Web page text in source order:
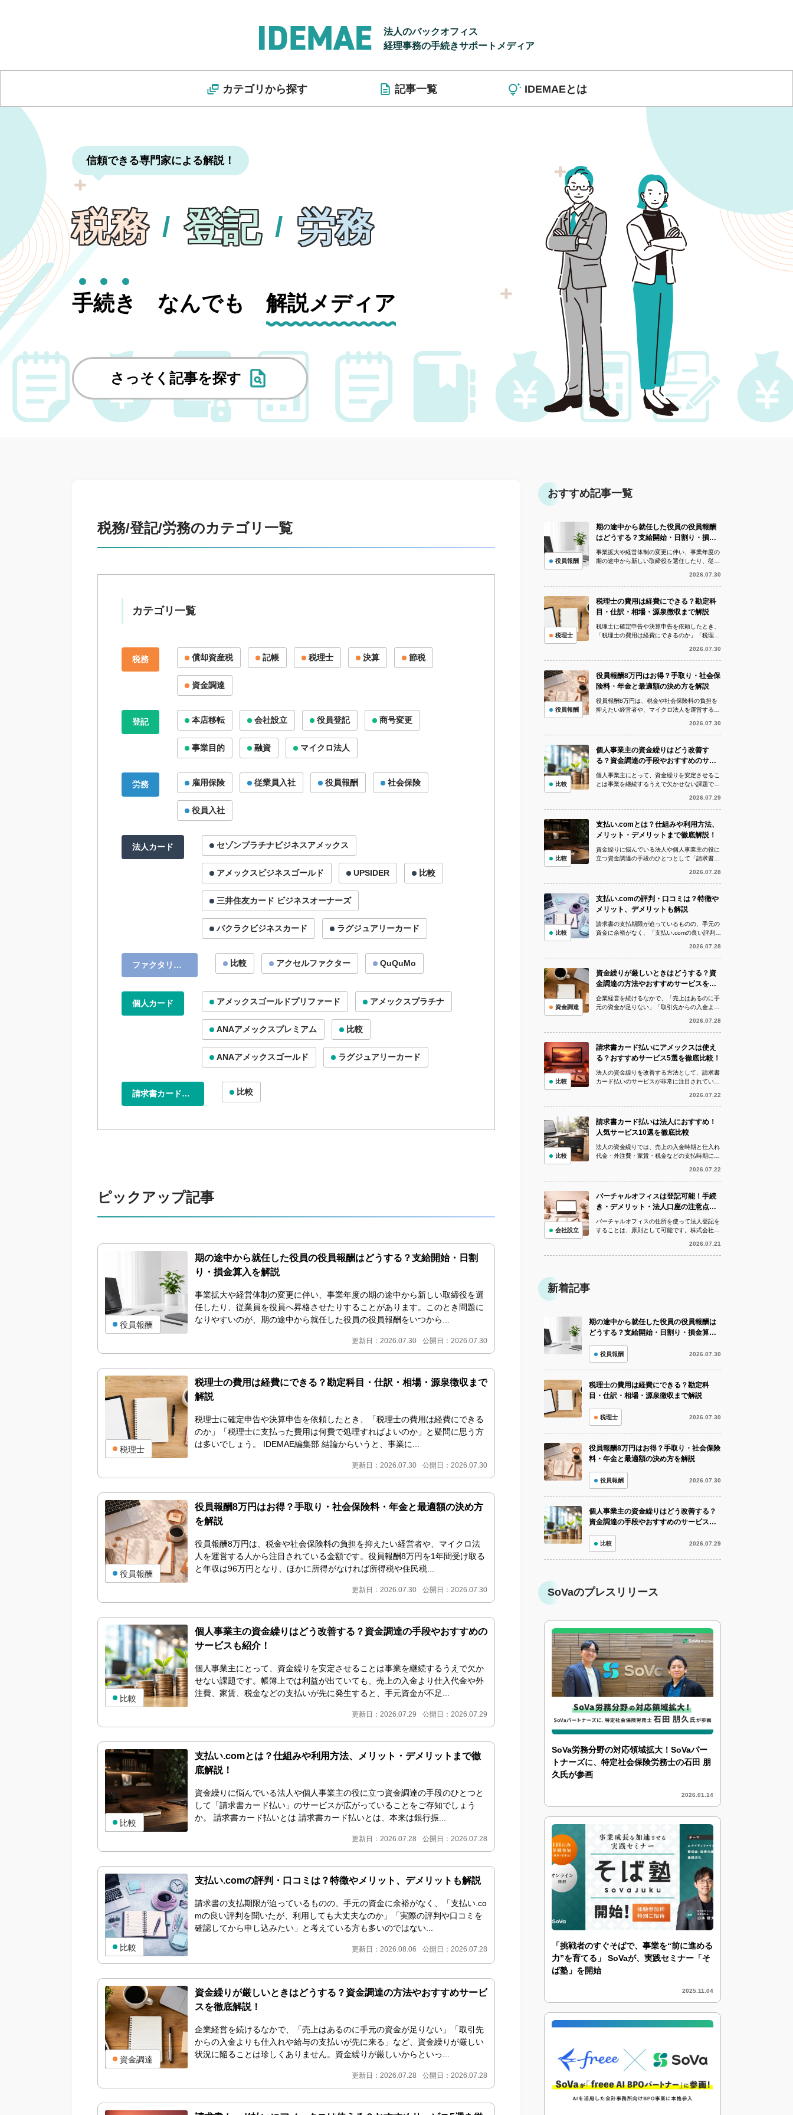
法人のバックオフィス
経理事務の手続きサポートメディア
カテゴリから探す 記事一覧 IDEMAEとは
信頼できる専門家による解説！
税務 / 登記 / 労務
手続き なんでも解説メディア
さっそく記事を探す
税務/登記/労務のカテゴリ一覧
カテゴリ一覧
税務 償却資産税 記帳 税理士 決算 節税
資金調達
登記 本店移転 会社設立 役員登記 商号変更
事業目的 融資 マイクロ法人
労務 雇用保険 従業員入社 役員報酬 社会保険
役員入社
法人カード セゾンプラチナビジネスアメックス
アメックスビジネスゴールド UPSIDER 比較
三井住友カード ビジネスオーナーズ
バクラクビジネスカード ラグジュアリーカード
ファクタリン
グ
比較 アクセルファクター QuQuMo
個人カード アメックスゴールドプリファード アメックスプラチナ
ANAアメックスプレミアム 比較
ANAアメックスゴールド ラグジュアリーカード
請求書カード払
い
比較
ピックアップ記事
期の途中から就任した役員の役員報酬はどうする？支給開始・日割
り・損金算入を解説
事業拡大や経営体制の変更に伴い、事業年度の期の途中から新しい取締役を選
任したり、従業員を役員へ昇格させたりすることがあります。このとき問題に
なりやすいのが、期の途中から就任した役員の役員報酬をいつから...
更新日：2026.07.30 公開日：2026.07.30
役員報酬
税理士の費用は経費にできる？勘定科目・仕訳・相場・源泉徴収まで
解説
税理士に確定申告や決算申告を依頼したとき、「税理士の費用は経費にできる
のか」「税理士に支払った費用は何費で処理すればよいのか」と疑問に思う方
は多いでしょう。 IDEMAE編集部 結論からいうと、事業に...
更新日：2026.07.30 公開日：2026.07.30
税理士
役員報酬8万円はお得？手取り・社会保険料・年金と最適額の決め方
を解説
役員報酬8万円は、税金や社会保険料の負担を抑えたい経営者や、マイクロ法
人を運営する人から注目されている金額です。役員報酬8万円を1年間受け取る
と年収は96万円となり、ほかに所得がなければ所得税や住民税...
更新日：2026.07.30 公開日：2026.07.30
役員報酬
個人事業主の資金繰りはどう改善する？資金調達の手段やおすすめの
サービスも紹介！
個人事業主にとって、資金繰りを安定させることは事業を継続するうえで欠か
せない課題です。帳簿上では利益が出ていても、売上の入金より仕入代金や外
注費、家賃、税金などの支払いが先に発生すると、手元資金が不足...
更新日：2026.07.29 公開日：2026.07.29
比較
支払い.comとは？仕組みや利用方法、メリット・デメリットまで徹
底解説！
資金繰りに悩んでいる法人や個人事業主の役に立つ資金調達の手段のひとつと
して「請求書カード払い」のサービスが広がっていることをご存知でしょう
か。 請求書カード払いとは 請求書カード払いとは、本来は銀行振...
更新日：2026.07.28 公開日：2026.07.28
比較
支払い.comの評判・口コミは？特徴やメリット、デメリットも解説
請求書の支払期限が迫っているものの、手元の資金に余裕がなく、「支払い.co
mの良い評判を聞いたが、利用しても大丈夫なのか」「実際の評判や口コミを
確認してから申し込みたい」と考えている方も多いのではない...
更新日：2026.08.06 公開日：2026.07.28
比較
資金繰りが厳しいときはどうする？資金調達の方法やおすすめサービ
スを徹底解説！
企業経営を続けるなかで、「売上はあるのに手元の資金が足りない」「取引先
からの入金よりも仕入れや給与の支払いが先に来る」など、資金繰りが厳しい
状況に陥ることは珍しくありません。資金繰りが厳しいからといっ...
更新日：2026.07.28 公開日：2026.07.28
資金調達
おすすめ記事一覧
期の途中から就任した役員の役員報酬
はどうする？支給開始・日割り・損金
算入を解説
事業拡大や経営体制の変更に伴い、事業年度の
期の途中から新しい取締役を選任したり、従業
このとき問題になりやすいのが、期の...
2026.07.30
役員報酬
税理士の費用は経費にできる？勘定科
目・仕訳・相場・源泉徴収まで解説
税理士に確定申告や決算申告を依頼したとき、
「税理士の費用は経費にできるのか」「税理士
と疑問に思う方は多いでしょう。 I...
2026.07.30
税理士
役員報酬8万円はお得？手取り・社会保
険料・年金と最適額の決め方を解説
役員報酬8万円は、税金や社会保険料の負担を
抑えたい経営者や、マイクロ法人を運営する人
を1年間受け取ると年収は96万円と...
2026.07.30
役員報酬
個人事業主の資金繰りはどう改善す
る？資金調達の手段やおすすめのサー
ビスも紹介！
個人事業主にとって、資金繰りを安定させるこ
とは事業を継続するうえで欠かせない課題で
より仕入代金や外注費、家賃、税金など...
2026.07.29
比較
支払い.comとは？仕組みや利用方法、
メリット・デメリットまで徹底解説！
資金繰りに悩んでいる法人や個人事業主の役に
立つ資金調達の手段のひとつとして「請求書カ
存知でしょうか。 請求書カード払い...
2026.07.28
比較
支払い.comの評判・口コミは？特徴や
メリット、デメリットも解説
請求書の支払期限が迫っているものの、手元の
資金に余裕がなく、「支払い.comの良い評判を
評判や口コミを確認してから申し...
2026.07.28
比較
資金繰りが厳しいときはどうする？資
金調達の方法やおすすめサービスを徹
底解説！
企業経営を続けるなかで、「売上はあるのに手
元の資金が足りない」「取引先からの入金より
金繰りが厳しい状況に陥ることは珍し...
2026.07.28
資金調達
請求書カード払いにアメックスは使え
る？おすすめサービス5選を徹底比較！
法人の資金繰りを改善する方法として、請求書
カード払いのサービスが非常に注目されていま
予定の請求書をクレジットカードで決...
2026.07.22
比較
請求書カード払いは法人におすすめ！
人気サービス10選を徹底比較
法人の資金繰りでは、売上の入金時期と仕入れ
代金・外注費・家賃・税金などの支払時期にズ
ている状況でも、取引先への支払いを...
2026.07.22
比較
バーチャルオフィスは登記可能！手続
き・デメリット・法人口座の注意点を
解説
バーチャルオフィスの住所を使って法人登記を
することは、原則として可能です。株式会社や
フィスを借りなければならないわけで...
2026.07.21
会社設立
新着記事
期の途中から就任した役員の役員報酬は
どうする？支給開始・日割り・損金算入
役員報酬 2026.07.30
税理士の費用は経費にできる？勘定科
目・仕訳・相場・源泉徴収まで解説
税理士 2026.07.30
役員報酬8万円はお得？手取り・社会保険
料・年金と最適額の決め方を解説
役員報酬 2026.07.30
個人事業主の資金繰りはどう改善する？
資金調達の手段やおすすめのサービスも
比較 2026.07.29
SoVaのプレスリリース
SoVa労務分野の対応領域拡大！SoVaパー
トナーズに、特定社会保険労務士の石田 朋
久氏が参画
2026.01.14
「挑戦者のすぐそばで、事業を“前に進める
力”を育てる」 SoVaが、実践セミナー「そ
ば塾」を開始
2025.11.04